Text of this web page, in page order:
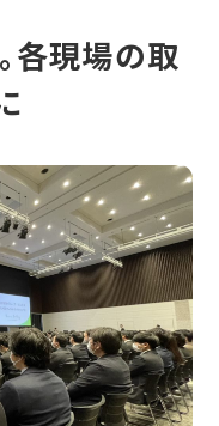
各現場の取